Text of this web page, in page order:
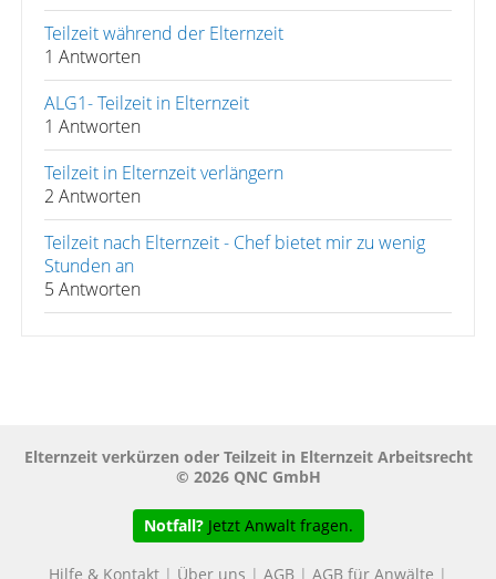
Teilzeit während der Elternzeit
1 Antworten
ALG1- Teilzeit in Elternzeit
1 Antworten
Teilzeit in Elternzeit verlängern
2 Antworten
Teilzeit nach Elternzeit - Chef bietet mir zu wenig
Stunden an
5 Antworten
Elternzeit verkürzen oder Teilzeit in Elternzeit Arbeitsrecht
© 2026 QNC GmbH
Notfall? Jetzt Anwalt fragen.
Hilfe & Kontakt | Über uns | AGB | AGB für Anwälte |